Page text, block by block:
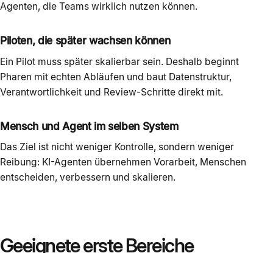
Agenten, die Teams wirklich nutzen können.
Piloten, die später wachsen können
Ein Pilot muss später skalierbar sein. Deshalb beginnt
Pharen mit echten Abläufen und baut Datenstruktur,
Verantwortlichkeit und Review-Schritte direkt mit.
Mensch und Agent im selben System
Das Ziel ist nicht weniger Kontrolle, sondern weniger
Reibung: KI-Agenten übernehmen Vorarbeit, Menschen
entscheiden, verbessern und skalieren.
Geeignete erste Bereiche